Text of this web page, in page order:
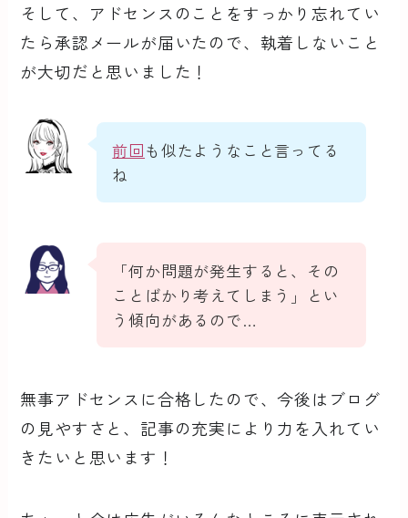
そして、アドセンスのことをすっかり忘れてい
たら承認メールが届いたので、執着しないこと
が大切だと思いました！
前回も似たようなこと言ってる
ね
「何か問題が発生すると、その
ことばかり考えてしまう」とい
う傾向があるので…
無事アドセンスに合格したので、今後はブログ
の見やすさと、記事の充実により力を入れてい
きたいと思います！